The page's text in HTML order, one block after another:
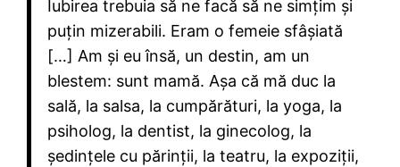
Iubirea trebuia să ne facă să ne simțim și
puțin mizerabili. Eram o femeie sfâșiată
[…] Am și eu însă, un destin, am un
blestem: sunt mamă. Așa că mă duc la
sală, la salsa, la cumpărături, la yoga, la
psiholog, la dentist, la ginecolog, la
ședințele cu părinții, la teatru, la expoziții,